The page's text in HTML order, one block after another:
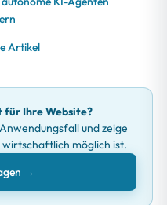
Artikel
für Ihre Website?
und zeige
möglich ist.
→